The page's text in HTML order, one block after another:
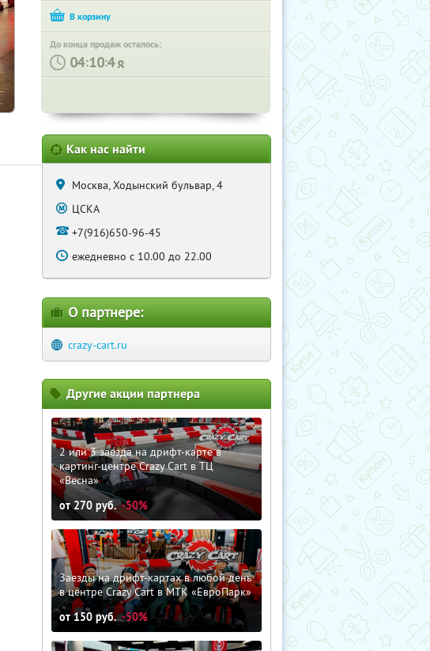
До конца продаж осталось:
: :
Как нас найти
Москва, Ходынский бульвар, 4
ЦСКА
+7(916)650-96-45
ежедневно с 10.00 до 22.00
О партнере:
crazy-cart.ru
Другие акции партнера
2 или 3 заезда на дрифт-карте в
картинг-центре Crazy Cart в ТЦ
«Весна»
от270 руб. -50%
Заезды на дрифт-картах в любой день
в центре Crazy Cart в МТК «ЕвроПарк»
от150руб. -50%